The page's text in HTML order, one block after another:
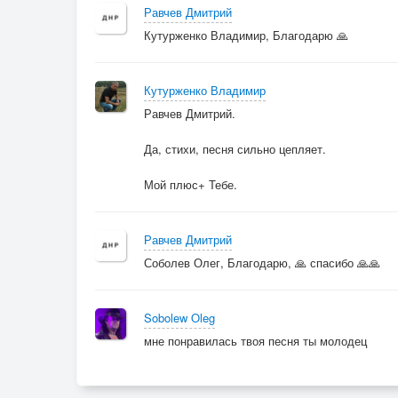
Припев
Я так хотел с тобой на миг остаться
Но ты меня из сердца изгнала
И больше нет пути к тебе назад
Теперь лишь ночью будут сниться
Измученное счастье на пороге
Стоит и ждёт, когда пройдёт гроза
Мы встретимся с тобой через года
Равчев Дмитрий
Кутурженко Владимир, Благодарю 🙏
Кутурженко Владимир
Равчев Дмитрий.
Да, стихи, песня сильно цепляет.
Мой плюс+ Тебе.
Равчев Дмитрий
Соболев Олег, Благодарю, 🙏 спасибо 🙏🙏
Sobolew Oleg
мне понравилась твоя песня ты молодец